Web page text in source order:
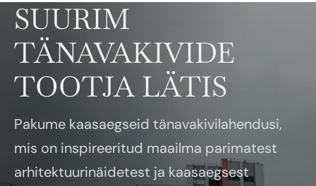
SUURIM
TÄNAVAKIVIDE
TOOTJA LÄTIS
Pakume kaasaegseid tänavakivilahendusi,
mis on inspireeritud maailma parimatest
arhitektuurinäidetest ja kaasaegsest